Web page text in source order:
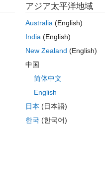
is
質問済み:
2021 年 8 月 17
回答済み:
アジア太平洋地域
Australia(English)
India(English)
New Zealand (English)
中国
简体中文
English
日本 (日本語)
한국 (한국어)